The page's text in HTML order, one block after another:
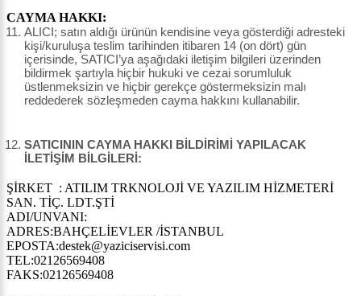
CAYMA HAKKI:
ALICI; satın aldığı ürünün kendisine veya gösterdiği adresteki
kişi/kuruluşa teslim tarihinden itibaren 14 (on dört) gün
içerisinde, SATICI’ya aşağıdaki iletişim bilgileri üzerinden
bildirmek şartıyla hiçbir hukuki ve cezai sorumluluk
üstlenmeksizin ve hiçbir gerekçe göstermeksizin malı
reddederek sözleşmeden cayma hakkını kullanabilir.
SATICININ CAYMA HAKKI BİLDİRİMİ YAPILACAK
İLETİŞİM BİLGİLERİ:
ŞİRKET : ATILIM TRKNOLOJİ VE YAZILIM HİZMETERİ
SAN. TİÇ. LDT.ŞTİ
ADI/UNVANI:
ADRES:BAHÇELİEVLER /İSTANBUL
EPOSTA:destek@yaziciservisi.com
TEL:02126569408
FAKS:02126569408